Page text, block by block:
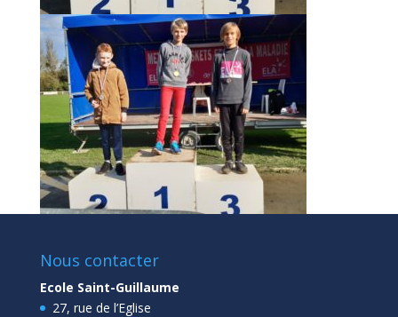
Nous contacter
Ecole Saint-Guillaume
27, rue de l’Eglise